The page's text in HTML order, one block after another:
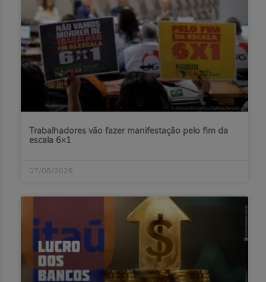
Trabalhadores vão fazer manifestação pelo fim da
escala 6×1
07/08/2026